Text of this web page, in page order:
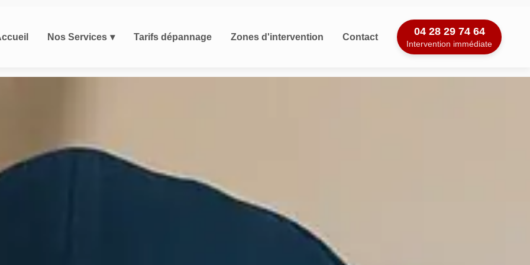
Nos Services Tarifs dépannage Zones d'intervention Contact 04 28 29 74 64
Intervention immédiate